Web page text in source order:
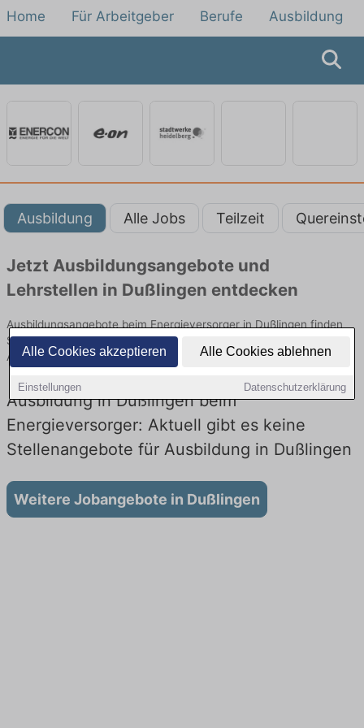
Alle Cookies akzeptieren Alle Cookies ablehnen
Einstellungen Datenschutzerklärung
Home Für Arbeitgeber Berufe Ausbildung
Ausbildung Alle Jobs Teilzeit
Jetzt Ausbildungsangebote und
Lehrstellen in Dußlingen entdecken
Ausbildungsangebote beim Energieversorger in Dußlingen finden
Sie von namhaften Firmen. Entdecken Sie freie Optionen von Top-
Arbeitgebern und bewerben Sie sich noch heute.
Ausbildung in Dußlingen beim
Energieversorger: Aktuell gibt es keine
Stellenangebote für Ausbildung in Dußlingen
Weitere Jobangebote in Dußlingen